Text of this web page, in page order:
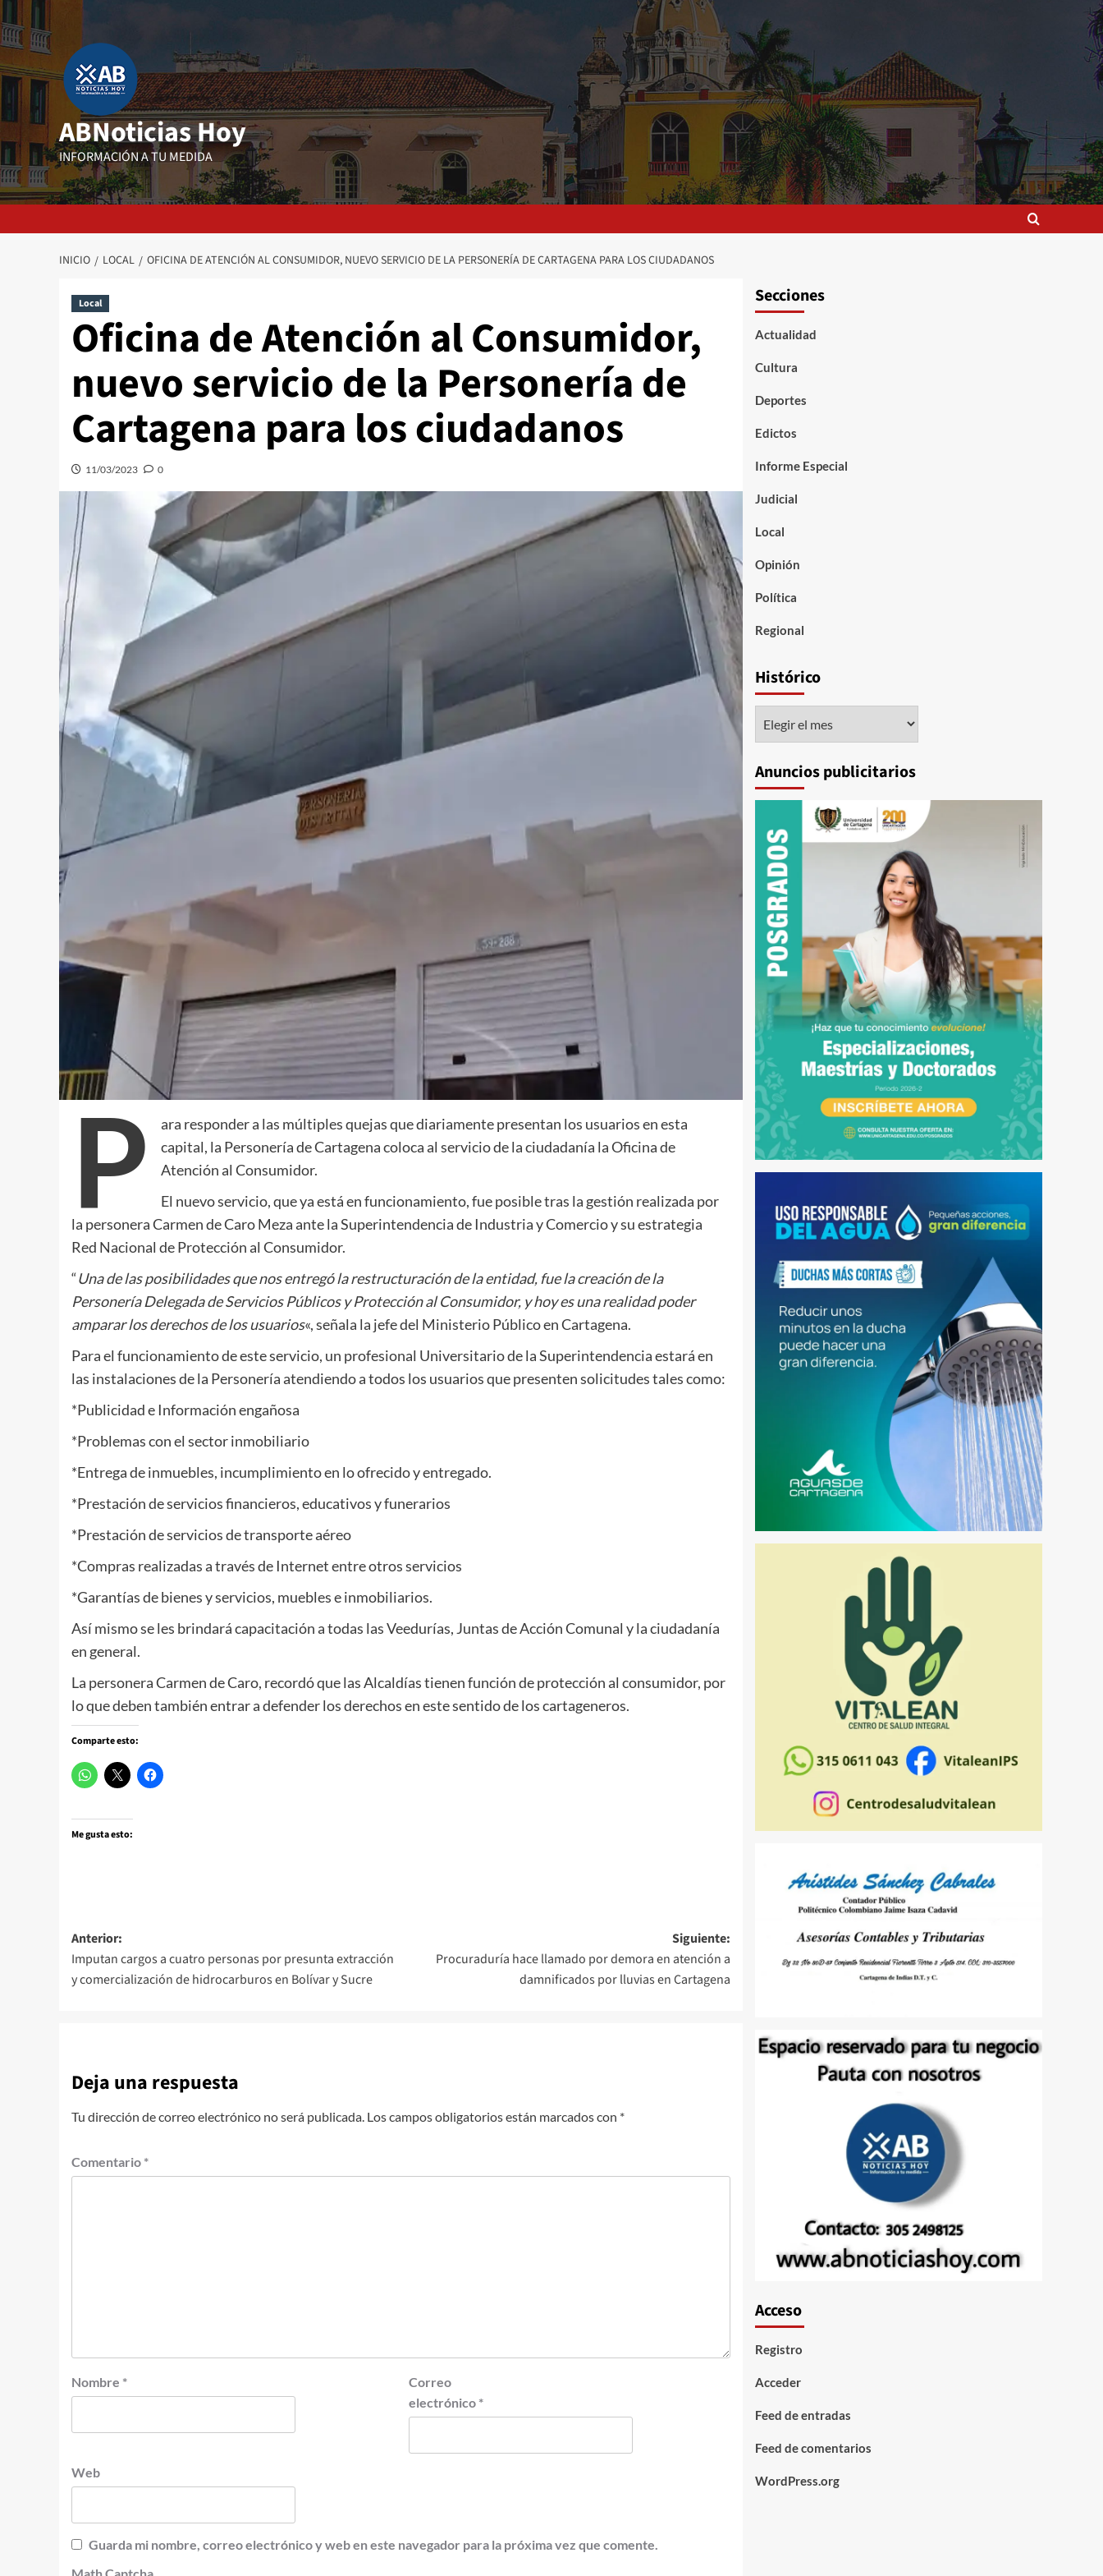
al
contenido
ABNoticias Hoy
INFORMACIÓN A TU MEDIDA
INICIO LOCAL OFICINA DE ATENCIÓN AL CONSUMIDOR, NUEVO SERVICIO DE LA PERSONERÍA DE CARTAGENA PARA LOS CIUDADANOS
Local
Oficina de Atención al Consumidor,
nuevo servicio de la Personería de
Cartagena para los ciudadanos
11/03/2023 0
P
ara responder a las múltiples quejas que diariamente presentan los usuarios en esta
capital, la Personería de Cartagena coloca al servicio de la ciudadanía la Oficina de
Atención al Consumidor.
El nuevo servicio, que ya está en funcionamiento, fue posible tras la gestión realizada por
la personera Carmen de Caro Meza ante la Superintendencia de Industria y Comercio y su estrategia
Red Nacional de Protección al Consumidor.
“Una de las posibilidades que nos entregó la restructuración de la entidad, fue la creación de la
Personería Delegada de Servicios Públicos y Protección al Consumidor, y hoy es una realidad poder
amparar los derechos de los usuarios«, señala la jefe del Ministerio Público en Cartagena.
Para el funcionamiento de este servicio, un profesional Universitario de la Superintendencia estará en
las instalaciones de la Personería atendiendo a todos los usuarios que presenten solicitudes tales como:
*Publicidad e Información engañosa
*Problemas con el sector inmobiliario
*Entrega de inmuebles, incumplimiento en lo ofrecido y entregado.
*Prestación de servicios financieros, educativos y funerarios
*Prestación de servicios de transporte aéreo
*Compras realizadas a través de Internet entre otros servicios
*Garantías de bienes y servicios, muebles e inmobiliarios.
Así mismo se les brindará capacitación a todas las Veedurías, Juntas de Acción Comunal y la ciudadanía
en general.
La personera Carmen de Caro, recordó que las Alcaldías tienen función de protección al consumidor, por
lo que deben también entrar a defender los derechos en este sentido de los cartageneros.
Comparte esto:
Me gusta esto:
Navegación
de
entradas
Anterior:
Imputan cargos a cuatro personas por presunta extracción
y comercialización de hidrocarburos en Bolívar y Sucre
Siguiente:
Procuraduría hace llamado por demora en atención a
damnificados por lluvias en Cartagena
Deja una respuesta
Tu dirección de correo electrónico no será publicada. Los campos obligatorios están marcados con *
Comentario *
Nombre *
Correo
electrónico *
Web
Guarda mi nombre, correo electrónico y web en este navegador para la próxima vez que comente.
Math Captcha
Secciones
Actualidad
Cultura
Deportes
Edictos
Informe Especial
Judicial
Local
Opinión
Política
Regional
Histórico
Anuncios publicitarios
Acceso
Registro
Acceder
Feed de entradas
Feed de comentarios
WordPress.org